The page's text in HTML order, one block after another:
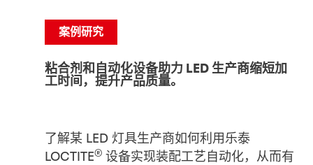
案例研究
粘合剂和自动化设备助力 LED 生产商缩短加
工时间，提升产品质量。
了解某 LED 灯具生产商如何利用乐泰
LOCTITE® 设备实现装配工艺自动化，从而有